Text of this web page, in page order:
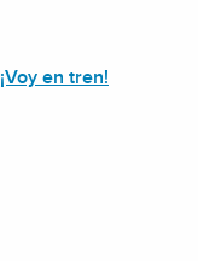
¡Voy en tren!